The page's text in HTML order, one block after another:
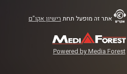
אתר זה מופעל תחת רישיון אקו"ם
Powered by Media Forest